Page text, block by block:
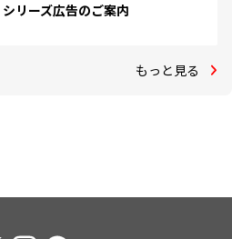
シリーズ広告のご案内
もっと見る